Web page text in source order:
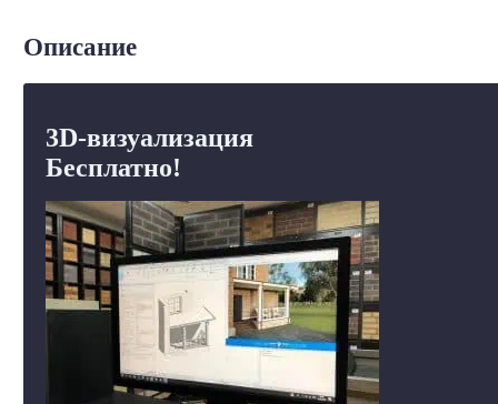
Описание
3D-визуализация
Бесплатно!